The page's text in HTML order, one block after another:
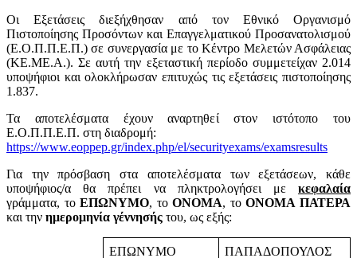
Οι Εξετάσεις διεξήχθησαν από τον Εθνικό Οργανισμό
Πιστοποίησης Προσόντων και Επαγγελματικού Προσανατολισμού
(Ε.Ο.Π.Π.Ε.Π.) σε συνεργασία με το Κέντρο Μελετών Ασφάλειας
(ΚΕ.ΜΕ.Α.). Σε αυτή την εξεταστική περίοδο συμμετείχαν 2.014
υποψήφιοι και ολοκλήρωσαν επιτυχώς τις εξετάσεις πιστοποίησης
1.837.
Τα αποτελέσματα έχουν αναρτηθεί στον ιστότοπο του
Ε.Ο.Π.Π.Ε.Π. στη διαδρομή:
https://www.eoppep.gr/index.php/el/securityexams/examsresults
Για την πρόσβαση στα αποτελέσματα των εξετάσεων, κάθε
υποψήφιος/α θα πρέπει να πληκτρολογήσει με κεφαλαία
γράμματα, τοΕΠΩΝΥΜΟ, τοΟΝΟΜΑ, τοΟΝΟΜΑ ΠΑΤΕΡΑ
και την ημερομηνία γέννησής του, ως εξής:
ΕΠΩΝΥΜΟ ΠΑΠΑΔΟΠΟΥΛΟΣ